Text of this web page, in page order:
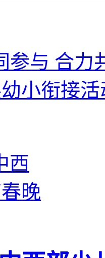
参与 合
小衔接